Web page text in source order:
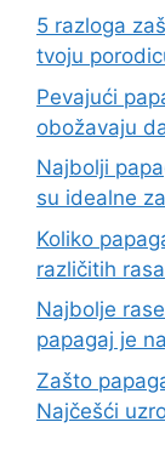
5 razloga
tvoju
Pevajući
obožavaju
Najbolji
su idealne
Koliko
različitih rasa
Najbolje
papagaj je
Zašto
Najčešći